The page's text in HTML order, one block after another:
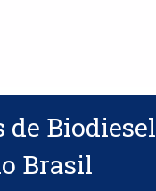
de Biodiesel
Brasil